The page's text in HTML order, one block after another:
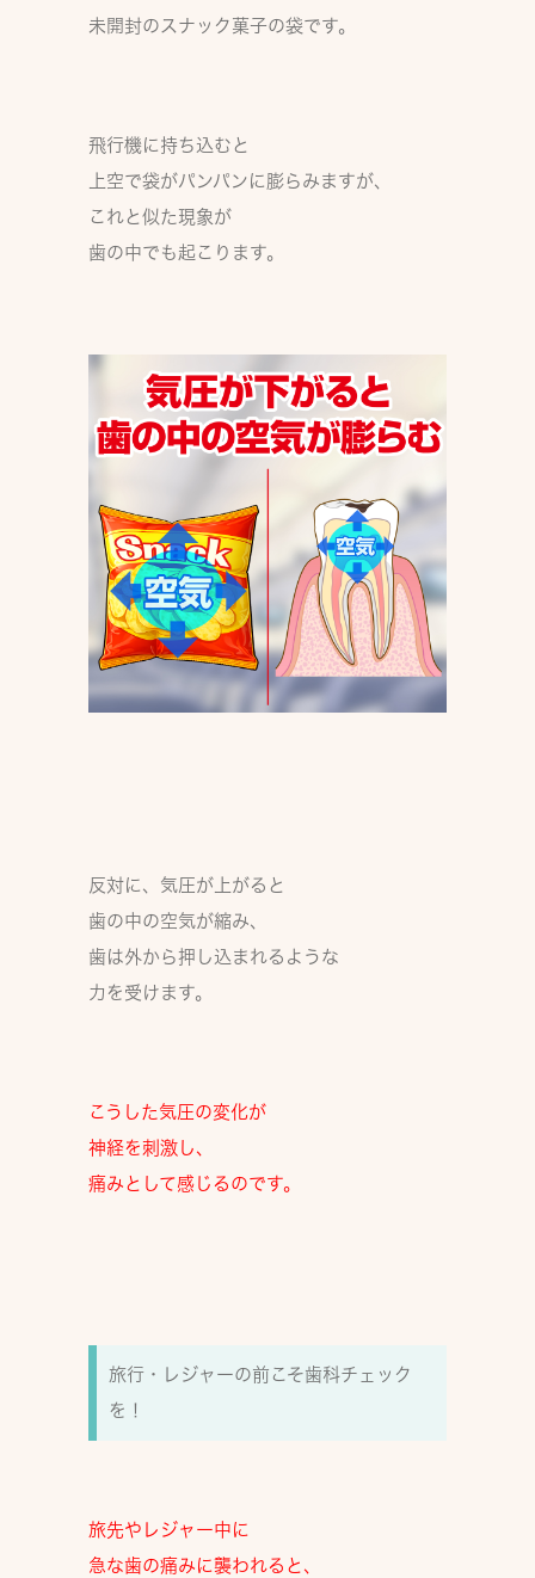
未開封のスナック菓子の袋です。
飛行機に持ち込むと
上空で袋がパンパンに膨らみますが、
これと似た現象が
歯の中でも起こります。
反対に、気圧が上がると
歯の中の空気が縮み、
歯は外から押し込まれるような
力を受けます。
こうした 気圧の変化が
神経を刺激し、
痛みとして感じるのです。
旅行・レジャーの前こそ歯科チェック
を！
旅先やレジャー中に
急な歯の痛みに襲われると、